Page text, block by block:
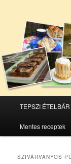
Tovább
az
elsődleges
Tovább
a
másodlagos
TEPSZI ÉTELBÁR
Mentes receptek
SZIVÁRVÁNYOS